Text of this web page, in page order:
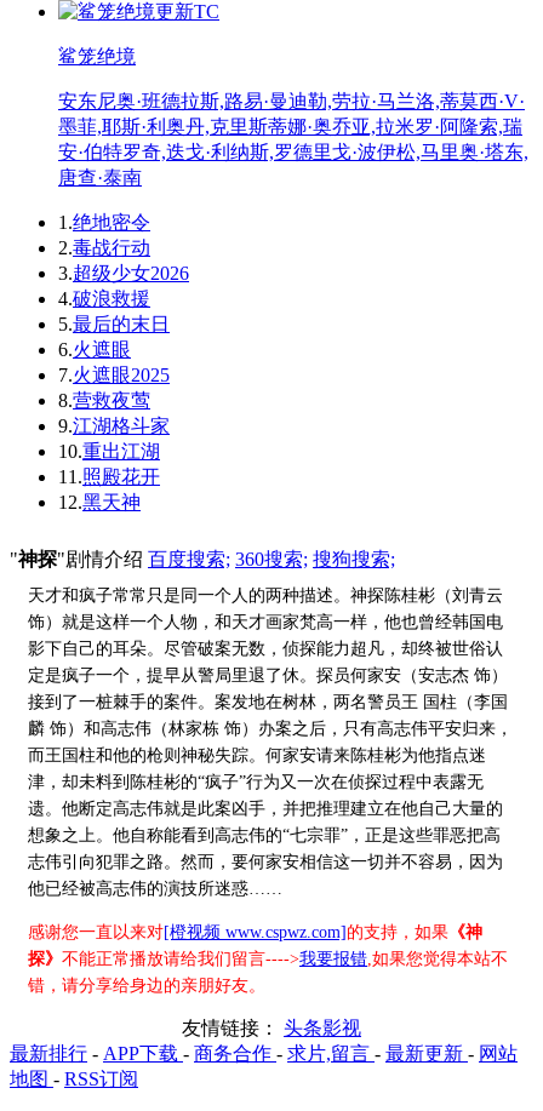
更新TC
鲨笼绝境
安东尼奥·班德拉斯,路易·曼迪勒,劳拉·马兰洛,蒂莫西·V·
墨菲,耶斯·利奥丹,克里斯蒂娜·奥乔亚,拉米罗·阿隆索,瑞
安·伯特罗奇,迭戈·利纳斯,罗德里戈·波伊松,马里奥·塔东,
唐查·泰南
1.绝地密令
2.毒战行动
3.超级少女2026
4.破浪救援
5.最后的末日
6.火遮眼
7.火遮眼2025
8.营救夜莺
9.江湖格斗家
10.重出江湖
11.照殿花开
12.黑天神
"神探"剧情介绍 百度搜索; 360搜索; 搜狗搜索;
天才和疯子常常只是同一个人的两种描述。神探陈桂彬（刘青云
饰）就是这样一个人物，和天才画家梵高一样，他也曾经韩国电
影下自己的耳朵。尽管破案无数，侦探能力超凡，却终被世俗认
定是疯子一个，提早从警局里退了休。探员何家安（安志杰 饰）
接到了一桩棘手的案件。案发地在树林，两名警员王 国柱（李国
麟 饰）和高志伟（林家栋 饰）办案之后，只有高志伟平安归来，
而王国柱和他的枪则神秘失踪。何家安请来陈桂彬为他指点迷
津，却未料到陈桂彬的“疯子”行为又一次在侦探过程中表露无
遗。他断定高志伟就是此案凶手，并把推理建立在他自己大量的
想象之上。他自称能看到高志伟的“七宗罪”，正是这些罪恶把高
志伟引向犯罪之路。然而，要何家安相信这一切并不容易，因为
他已经被高志伟的演技所迷惑……
感谢您一直以来对[橙视频 www.cspwz.com] 的支持，如果 《神
探》 不能正常播放请给我们留言---->我要报错,如果您觉得本站不
错，请分享给身边的亲朋好友。
友情链接： 头条影视
最新排行 - APP下载 - 商务合作 - 求片,留言 - 最新更新 - 网站
地图 - RSS订阅